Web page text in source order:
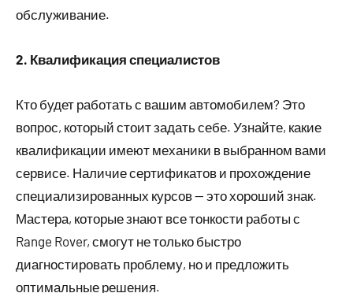
обслуживание.
2. Квалификация специалистов
Кто будет работать с вашим автомобилем? Это
вопрос, который стоит задать себе. Узнайте, какие
квалификации имеют механики в выбранном вами
сервисе. Наличие сертификатов и прохождение
специализированных курсов — это хороший знак.
Мастера, которые знают все тонкости работы с
Range Rover, смогут не только быстро
диагностировать проблему, но и предложить
оптимальные решения.